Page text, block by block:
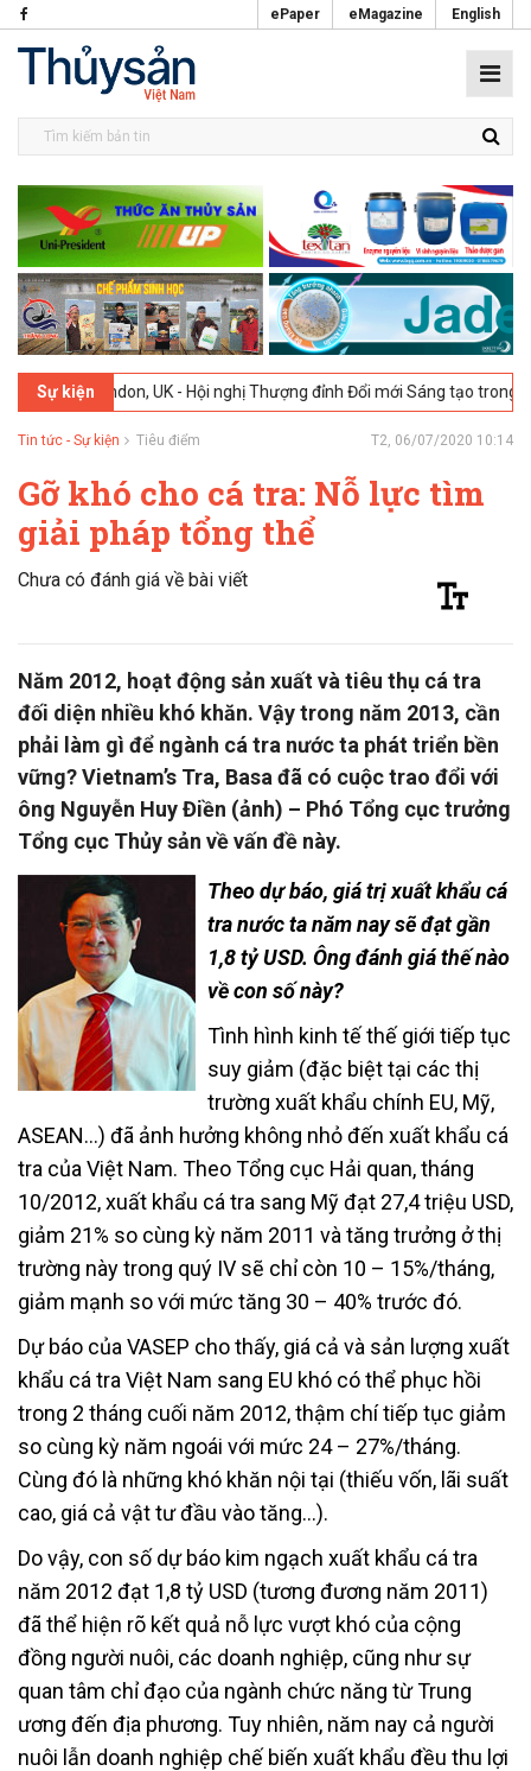
ePaper eMagazine English
Sự kiện
London, UK - Hội nghị Thượng đỉnh Đổi mới Sáng tạo trong Ngành
Tin tức - Sự kiện Tiêu điểm T2, 06/07/2020 10:14
Gỡ khó cho cá tra: Nỗ lực tìm
giải pháp tổng thể
Chưa có đánh giá về bài viết
Năm 2012, hoạt động sản xuất và tiêu thụ cá tra
đối diện nhiều khó khăn. Vậy trong năm 2013, cần
phải làm gì để ngành cá tra nước ta phát triển bền
vững? Vietnam’s Tra, Basa đã có cuộc trao đổi với
ông Nguyễn Huy Điền (ảnh) – Phó Tổng cục trưởng
Tổng cục Thủy sản về vấn đề này.
Theo dự báo, giá trị xuất khẩu cá
tra nước ta năm nay sẽ đạt gần
1,8 tỷ USD. Ông đánh giá thế nào
về con số này?
Tình hình kinh tế thế giới tiếp tục
suy giảm (đặc biệt tại các thị
trường xuất khẩu chính EU, Mỹ,
ASEAN…) đã ảnh hưởng không nhỏ đến xuất khẩu cá
tra của Việt Nam. Theo Tổng cục Hải quan, tháng
10/2012, xuất khẩu cá tra sang Mỹ đạt 27,4 triệu USD,
giảm 21% so cùng kỳ năm 2011 và tăng trưởng ở thị
trường này trong quý IV sẽ chỉ còn 10 – 15%/tháng,
giảm mạnh so với mức tăng 30 – 40% trước đó.
Dự báo của VASEP cho thấy, giá cả và sản lượng xuất
khẩu cá tra Việt Nam sang EU khó có thể phục hồi
trong 2 tháng cuối năm 2012, thậm chí tiếp tục giảm
so cùng kỳ năm ngoái với mức 24 – 27%/tháng.
Cùng đó là những khó khăn nội tại (thiếu vốn, lãi suất
cao, giá cả vật tư đầu vào tăng…).
Do vậy, con số dự báo kim ngạch xuất khẩu cá tra
năm 2012 đạt 1,8 tỷ USD (tương đương năm 2011)
đã thể hiện rõ kết quả nỗ lực vượt khó của cộng
đồng người nuôi, các doanh nghiệp, cũng như sự
quan tâm chỉ đạo của ngành chức năng từ Trung
ương đến địa phương. Tuy nhiên, năm nay cả người
nuôi lẫn doanh nghiệp chế biến xuất khẩu đều thu lợi